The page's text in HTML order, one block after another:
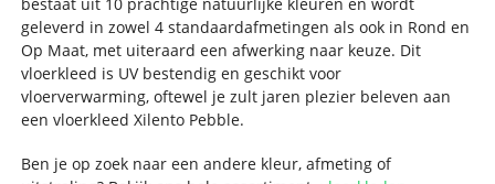
geleverd in zowel 4 standaardafmetingen als ook in Rond en
Op Maat, met uiteraard een afwerking naar keuze. Dit
vloerkleed is UV bestendig en geschikt voor
vloerverwarming, oftewel je zult jaren plezier beleven aan
een vloerkleed Xilento Pebble.
Ben je op zoek naar een andere kleur, afmeting of